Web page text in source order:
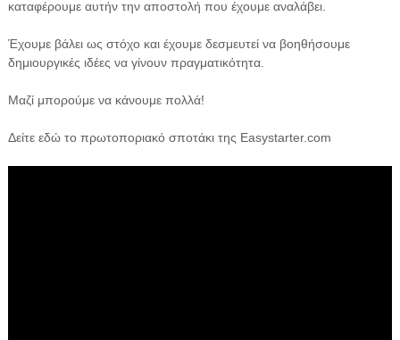
καταφέρουμε αυτήν την αποστολή που έχουμε αναλάβει.
Έχουμε βάλει ως στόχο και έχουμε δεσμευτεί να βοηθήσουμε
δημιουργικές ιδέες να γίνουν πραγματικότητα.
Μαζί μπορούμε να κάνουμε πολλά!
Δείτε εδώ το πρωτοποριακό σποτάκι της Easystarter.com